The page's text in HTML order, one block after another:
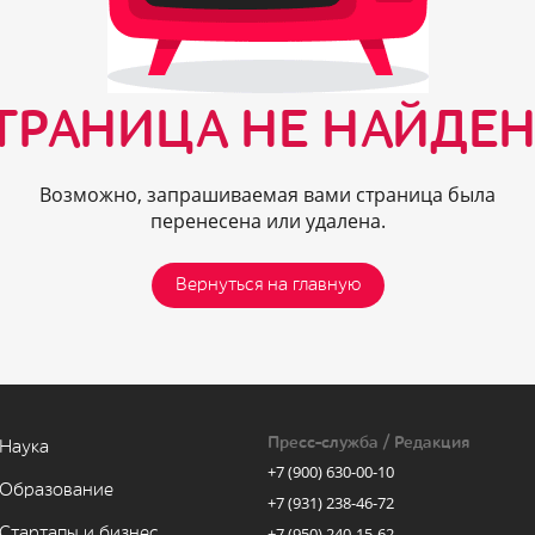
НЕ
Возможно, запрашиваемая вами страница была
перенесена или удалена.
Вернуться на главную
Наука
Образование
Пресс-служба / Редакция
+7 (900) 630-00-10
+7 (931) 238-46-72